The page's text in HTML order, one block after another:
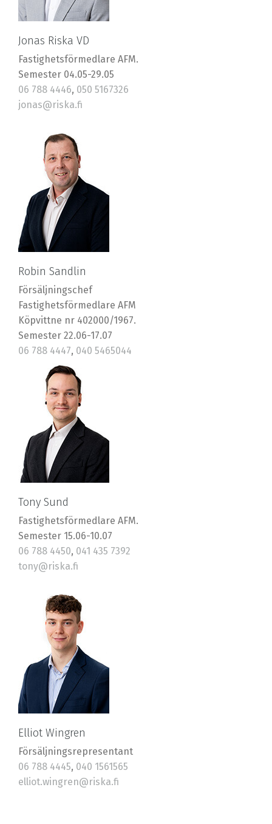
Jonas Riska VD
Fastighetsförmedlare AFM.
Semester 04.05-29.05
06 788 4446, 050 5167326
jonas@riska.fi
Robin Sandlin
Försäljningschef
Fastighetsförmedlare AFM
Köpvittne nr 402000/1967.
Semester 22.06-17.07
06 788 4447, 040 5465044
robin@riska.fi
Tony Sund
Fastighetsförmedlare AFM.
Semester 15.06-10.07
06 788 4450, 041 435 7392
tony@riska.fi
Elliot Wingren
Försäljningsrepresentant
06 788 4445, 040 1561565
elliot.wingren@riska.fi